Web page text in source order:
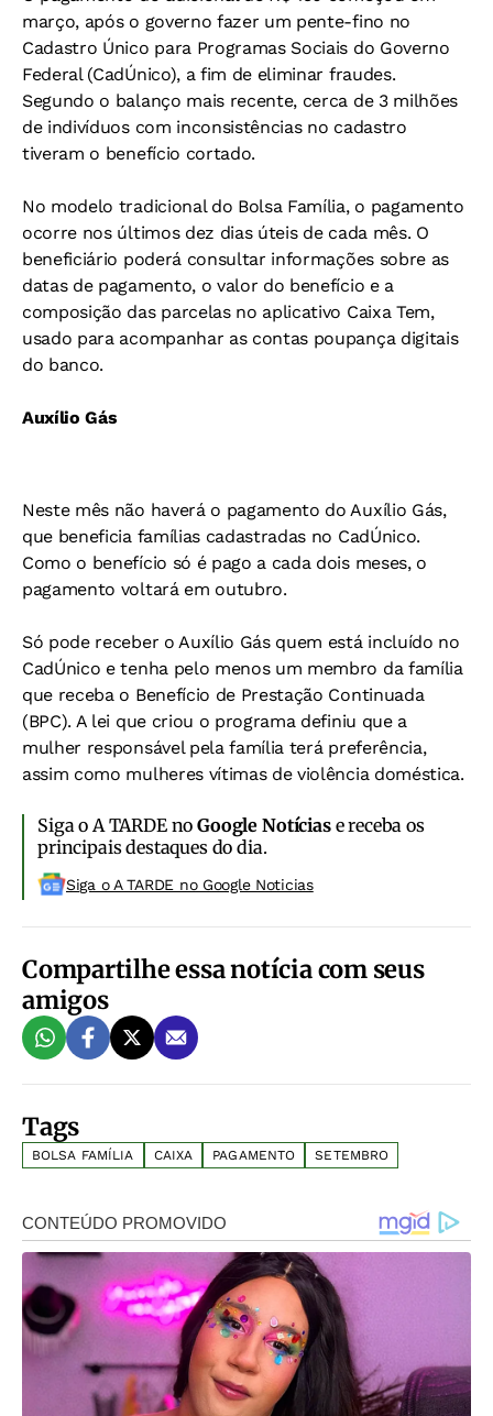
março, após o governo fazer um pente-fino no
Cadastro Único para Programas Sociais do Governo
Federal (CadÚnico), a fim de eliminar fraudes.
Segundo o balanço mais recente, cerca de 3 milhões
de indivíduos com inconsistências no cadastro
tiveram o benefício cortado.
No modelo tradicional do Bolsa Família, o pagamento
ocorre nos últimos dez dias úteis de cada mês. O
beneficiário poderá consultar informações sobre as
datas de pagamento, o valor do benefício e a
composição das parcelas no aplicativo Caixa Tem,
usado para acompanhar as contas poupança digitais
do banco.
Auxílio Gás
Neste mês não haverá o pagamento do Auxílio Gás,
que beneficia famílias cadastradas no CadÚnico.
Como o benefício só é pago a cada dois meses, o
pagamento voltará em outubro.
Só pode receber o Auxílio Gás quem está incluído no
CadÚnico e tenha pelo menos um membro da família
que receba o Benefício de Prestação Continuada
(BPC). A lei que criou o programa definiu que a
mulher responsável pela família terá preferência,
assim como mulheres vítimas de violência doméstica.
Siga o A TARDE noGoogle Notíciase receba os
principais destaques do dia.
Siga o A TARDE no Google Noticias
Compartilhe essa notícia com seus
amigos
Tags
BOLSA FAMÍLIA CAIXA PAGAMENTO SETEMBRO